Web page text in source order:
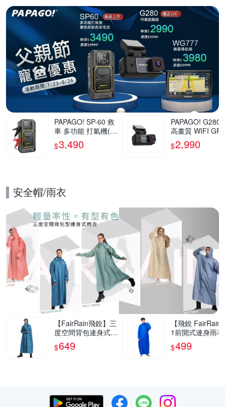
PAPAGO! SP-60 救
車 多功能 打氣機(救
急啟動/快速打氣/應
急照明)
$3,490
PAPAGO! G280
高畫質 WIFI
速提醒 行車紀錄
$2,990
安全帽/雨衣
【FairRain飛銳】三
度空間背包連身式雨
衣
$649
【飛銳 FairRain
1前開式連身雨衣
$499